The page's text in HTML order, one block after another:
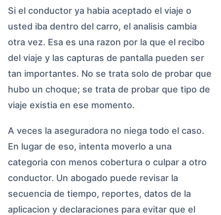
Si el conductor ya habia aceptado el viaje o
usted iba dentro del carro, el analisis cambia
otra vez. Esa es una razon por la que el recibo
del viaje y las capturas de pantalla pueden ser
tan importantes. No se trata solo de probar que
hubo un choque; se trata de probar que tipo de
viaje existia en ese momento.
A veces la aseguradora no niega todo el caso.
En lugar de eso, intenta moverlo a una
categoria con menos cobertura o culpar a otro
conductor. Un abogado puede revisar la
secuencia de tiempo, reportes, datos de la
aplicacion y declaraciones para evitar que el